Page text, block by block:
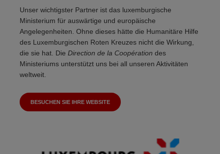
Unser wichtigster Partner ist das luxemburgische
Ministerium für auswärtige und europäische
Angelegenheiten. Ohne dieses hätte die Humanitäre Hilfe
des Luxemburgischen Roten Kreuzes nicht die Wirkung,
die sie hat. Die Direction de la Coopération des
Ministeriums unterstützt uns bei all unseren Aktivitäten
weltweit.
BESUCHEN SIE IHRE WEBSITE